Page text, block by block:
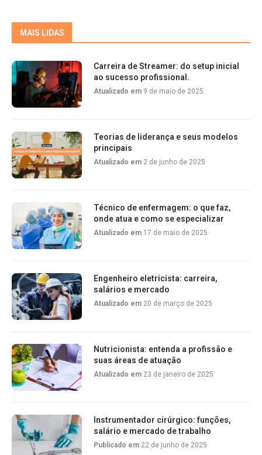
MAIS LIDAS
Carreira de Streamer: do setup inicial
ao sucesso profissional.
Atualizado em 9 de maio de 2025
Teorias de liderança e seus modelos
principais
Atualizado em 2 de junho de 2025
Técnico de enfermagem: o que faz,
onde atua e como se especializar
Atualizado em 17 de maio de 2025
Engenheiro eletricista: carreira,
salários e mercado
Atualizado em 20 de março de 2025
Nutricionista: entenda a profissão e
suas áreas de atuação
Atualizado em 23 de janeiro de 2025
Instrumentador cirúrgico: funções,
salário e mercado de trabalho
Publicado em 22 de junho de 2025